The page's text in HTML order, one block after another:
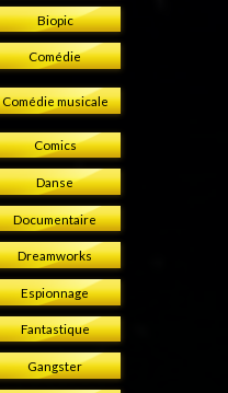
Biopic
Comédie
Comédie musicale
Comics
Danse
Documentaire
Dreamworks
Espionnage
Fantastique
Gangster